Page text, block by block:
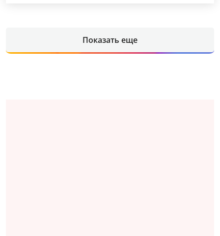
Показать еще